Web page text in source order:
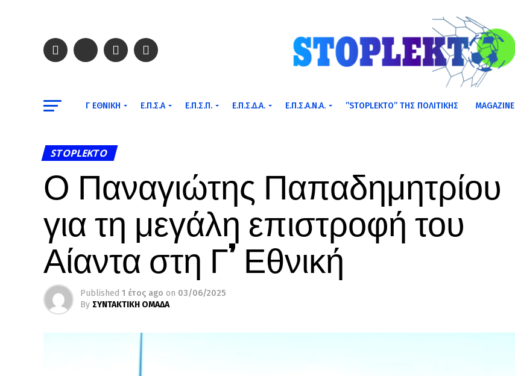
Γ ΕΘΝΙΚΉ Ε.Π.Σ.Α Ε.Π.Σ.Π. Ε.Π.Σ.Δ.Α. Ε.Π.Σ.Α.Ν.Α. ”STOPLEKTO” ΤΗΣ ΠΟΛΙΤΙΚΗΣ MAGAZINE
STOPLEKTO
Ο Παναγιώτης Παπαδημητρίου
για τη μεγάλη επιστροφή του
Αίαντα στη Γ’ Εθνική
Published 1 έτος ago on 03/06/2025
By ΣΥΝΤΑΚΤΙΚΗ ΟΜΑΔΑ